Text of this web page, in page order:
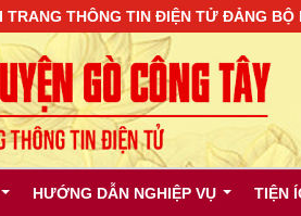
HƯỚNG DẪN NGHIỆP VỤ TIỆN
TIN ĐIỆN TỬ ĐẢNG BỘ